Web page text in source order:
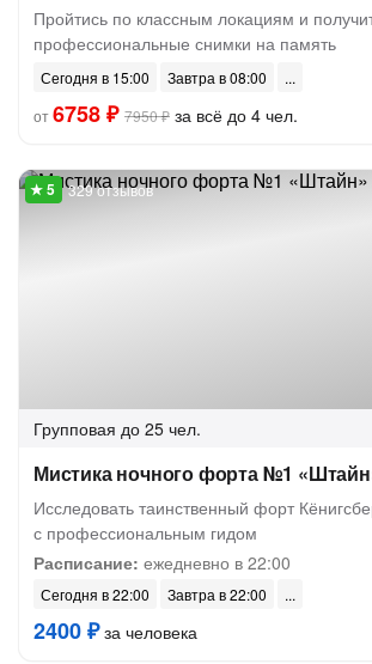
Пройтись по классным локациям и
профессиональные снимки на память
Сегодня в 15:00
Завтра в 08:00
от6758 ₽ 7950 ₽ за всё до 4 чел.
329 отзывов
Групповая до 25 чел.
Мистика ночного форта №1
Исследовать таинственный форт
с профессиональным гидом
Расписание: ежедневно в 22:00
Сегодня в 22:00 Завтра в 22:00
2400 ₽за человека